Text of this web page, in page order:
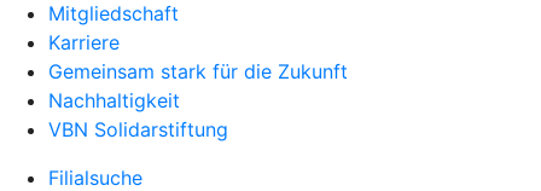
Mitgliedschaft
Karriere
Gemeinsam stark für die Zukunft
Nachhaltigkeit
VBN Solidarstiftung
Filialsuche